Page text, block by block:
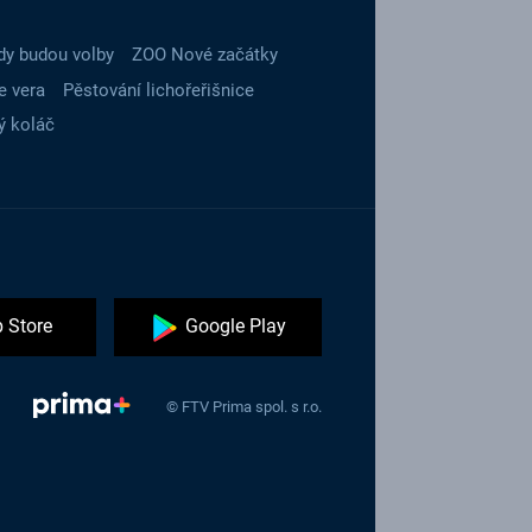
budou volby
ZOO Nové začátky
vera
Pěstování lichořeřišnice
koláč
Store Google Play
© FTV Prima spol. s r.o.